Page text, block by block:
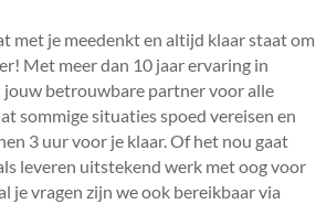
met je meedenkt en altijd klaar staat om
Met meer dan 10 jaar ervaring in
jouw betrouwbare partner voor alle
sommige situaties spoed vereisen en
3 uur voor je klaar.​ Of het nou gaat
leveren uitstekend werk met oog voor
je vragen zijn we ook bereikbaar via